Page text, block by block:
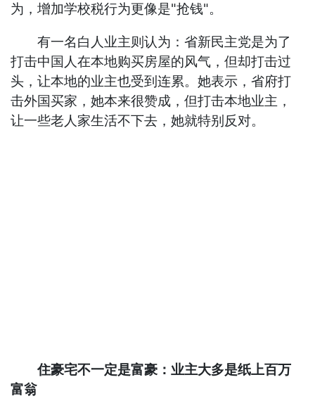
为，增加学校税行为更像是"抢钱"。
有一名白人业主则认为：省新民主党是为了
打击中国人在本地购买房屋的风气，但却打击过
头，让本地的业主也受到连累。她表示，省府打
击外国买家，她本来很赞成，但打击本地业主，
让一些老人家生活不下去，她就特别反对。
住豪宅不一定是富豪：业主大多是纸上百万
富翁